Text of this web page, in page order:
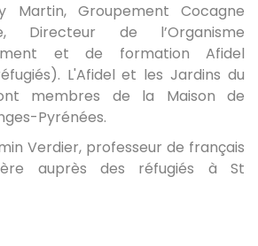
Martin, Groupement Cocagne
Directeur de l’Organisme
et de formation Afidel
L'Afidel et les Jardins du
membres de la Maison de
Pyrénées.
Verdier, professeur de français
auprès des réfugiés à St